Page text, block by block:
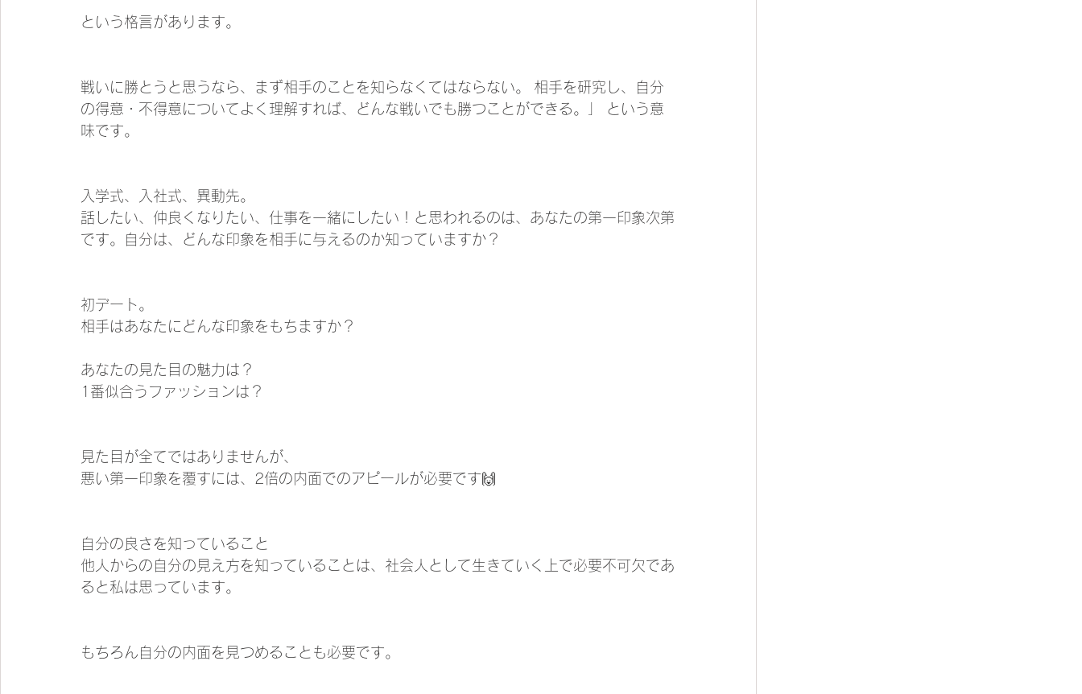
という格言があります。
戦いに勝とうと思うなら、まず相手のことを知らなくてはならない。 相手を研究し、自分
の得意・不得意についてよく理解すれば、どんな戦いでも勝つことができる。」 という意
味です。
入学式、入社式、異動先。
話したい、仲良くなりたい、仕事を一緒にしたい！と思われるのは、あなたの第一印象次第
です。自分は、どんな印象を相手に与えるのか知っていますか？
初デート。
相手はあなたにどんな印象をもちますか？
あなたの見た目の魅力は？
1番似合うファッションは？
見た目が全てではありませんが、
悪い第一印象を覆すには、2倍の内面でのアピールが必要です🙌
自分の良さを知っていること
他人からの自分の見え方を知っていることは、社会人として生きていく上で必要不可欠であ
ると私は思っています。
もちろん自分の内面を見つめることも必要です。